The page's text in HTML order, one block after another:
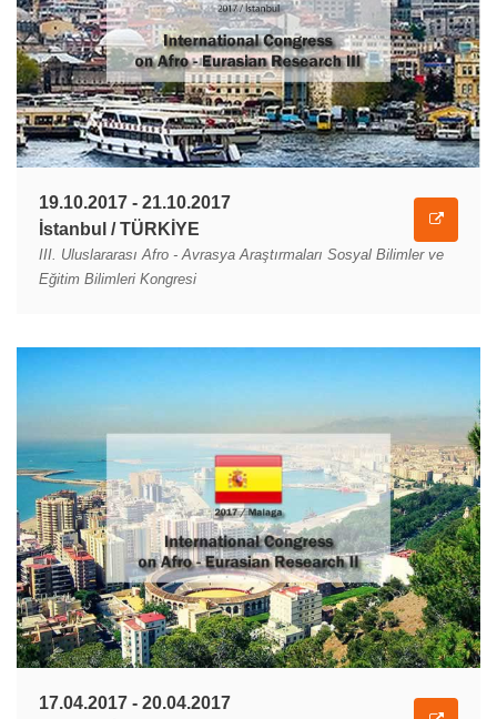
19.10.2017 - 21.10.2017
İstanbul / TÜRKİYE
III. Uluslararası Afro - Avrasya Araştırmaları Sosyal Bilimler ve
Eğitim Bilimleri Kongresi
17.04.2017 - 20.04.2017